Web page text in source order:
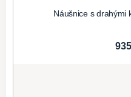
Náušnice s drahými